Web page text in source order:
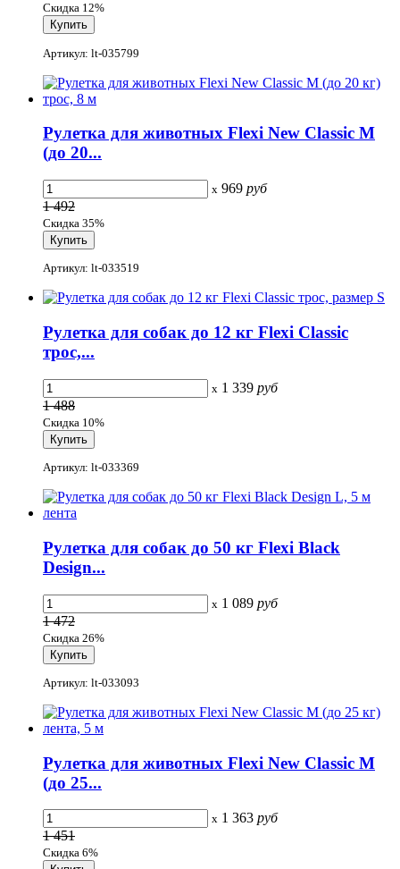
Скидка 12%
Артикул: lt-035799
Рулетка для животных Flexi New Classic M
(до 20...
x 969 руб
1 492
Скидка 35%
Артикул: lt-033519
Рулетка для собак до 12 кг Flexi Classic
трос,...
x 1 339 руб
1 488
Скидка 10%
Артикул: lt-033369
Рулетка для собак до 50 кг Flexi Black
Design...
x 1 089 руб
1 472
Скидка 26%
Артикул: lt-033093
Рулетка для животных Flexi New Classic M
(до 25...
x 1 363 руб
1 451
Скидка 6%